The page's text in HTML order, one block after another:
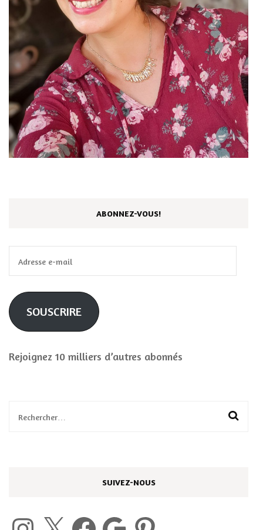
ABONNEZ-VOUS!
e-
mail
SOUSCRIRE
Rejoignez 10 milliers d’autres abonnés
Rechercher :
SUIVEZ-NOUS
Instagram Facebook Google Pinterest